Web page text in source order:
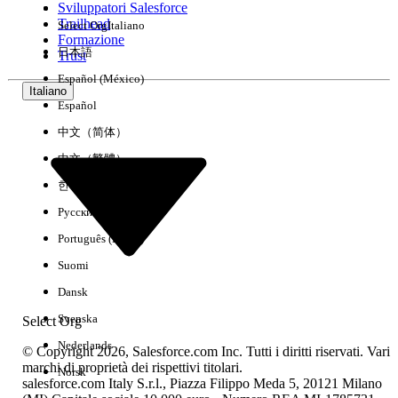
Esperienza
Nessun risultato
Sviluppatori Salesforce
Trailhead
Formazione
Trust
Italiano
Select Org
Select OrgItaliano
日本語
Español (México)
Español
中文（简体）
中文（繁體）
한국어
Русский
Português (Brasil)
Suomi
Dansk
Svenska
Nederlands
Norsk
© Copyright 2026, Salesforce.com Inc. Tutti i diritti riservati. Vari
marchi di proprietà dei rispettivi titolari.
salesforce.com Italy S.r.l., Piazza Filippo Meda 5, 20121 Milano